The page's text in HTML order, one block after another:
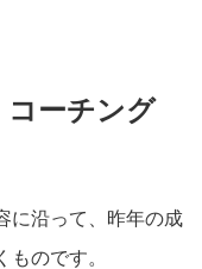
コーチング
に沿って、昨年の成
のです。